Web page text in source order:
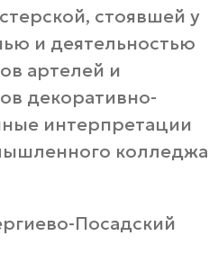
стоявшей у
и деятельностью
артелей и
декоративно-
интерпретации
колледжа
Посадский